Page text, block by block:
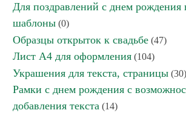
Для поздравлений с днем рождения
шаблоны (0)
Образцы открыток к свадьбе (47)
Лист А4 для оформления (104)
Украшения для текста, страницы (30)
Рамки с днем рождения с
добавления текста (14)